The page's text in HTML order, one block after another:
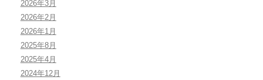
2026年3月
2026年2月
2026年1月
2025年8月
2025年4月
2024年12月